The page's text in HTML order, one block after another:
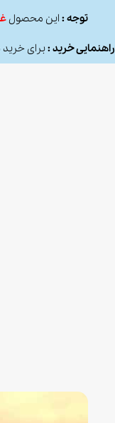
توجه : این محصول
راهنمایی خرید :برای